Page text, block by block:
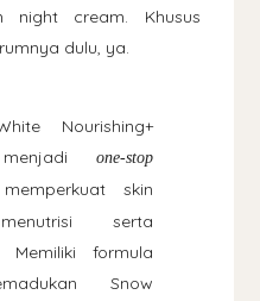
night cream. Khusus
dulu, ya.
Nourishing+
one-stop
skin
serta
Memiliki formula
Snow